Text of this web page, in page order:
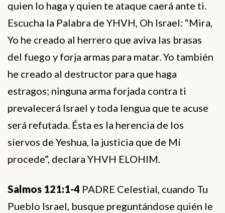
quien lo haga y quien te ataque caerá ante ti.
Escucha la Palabra de YHVH, Oh Israel: “Mira,
Yo he creado al herrero que aviva las brasas
del fuego y forja armas para matar. Yo también
he creado al destructor para que haga
estragos; ninguna arma forjada contra ti
prevalecerá Israel y toda lengua que te acuse
será refutada. Ésta es la herencia de los
siervos de Yeshua, la justicia que de Mí
procede”, declara YHVH ELOHIM.
Salmos 121:1-4 PADRE Celestial, cuando Tu
Pueblo Israel, busque preguntándose quién le